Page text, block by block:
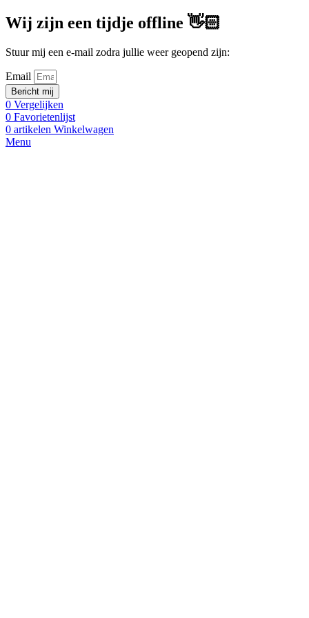
Wij zijn een tijdje offline 👋🏻
Stuur mij een e-mail zodra jullie weer geopend zijn:
Email
Bericht mij
0 Vergelijken
0 Favorietenlijst
0 artikelen Winkelwagen
Menu